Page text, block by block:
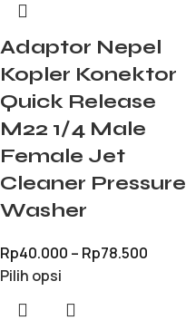
Adaptor Nepel
Kopler Konektor
Quick Release
M22 1/4 Male
Female Jet
Cleaner Pressure
Washer
Rp40.000 – Rp78.500
Pilih opsi